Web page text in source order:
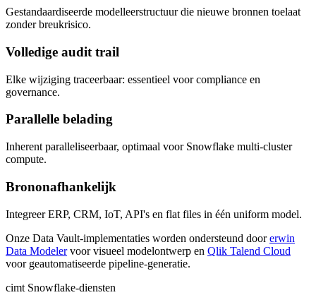
Gestandaardiseerde modelleerstructuur die nieuwe bronnen toelaat
zonder breukrisico.
Volledige audit trail
Elke wijziging traceerbaar: essentieel voor compliance en
governance.
Parallelle belading
Inherent paralleliseerbaar, optimaal voor Snowflake multi-cluster
compute.
Brononafhankelijk
Integreer ERP, CRM, IoT, API's en flat files in één uniform model.
Onze Data Vault-implementaties worden ondersteund doorerwin
Data Modelervoor visueel modelontwerp en Qlik Talend Cloud
voor geautomatiseerde pipeline-generatie.
cimt Snowflake-diensten